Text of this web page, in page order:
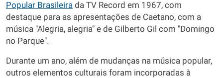
Popular Brasileira da TV Record em 1967, com
destaque para as apresentações de Caetano, com a
música "Alegria, alegria" e de Gilberto Gil com "Domingo
no Parque".
Durante um ano, além de mudanças na música popular,
outros elementos culturais foram incorporadas à